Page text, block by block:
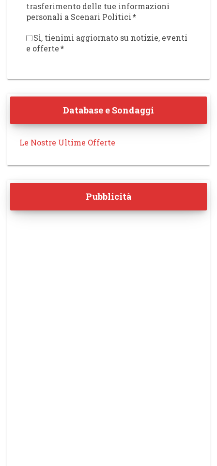
trasferimento delle tue informazioni
personali a Scenari Politici*
Sì, tienimi aggiornato su notizie, eventi
e offerte*
Database e Sondaggi
Le Nostre Ultime Offerte
Pubblicità